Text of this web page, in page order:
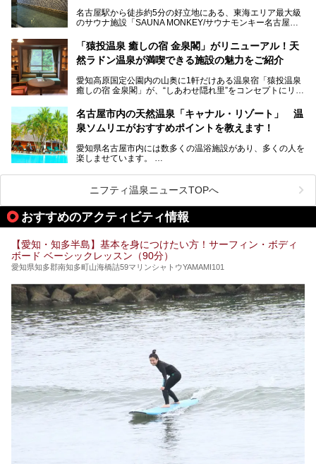
くある点が魅力です！
お好みの温泉施設を見つけて楽しんでくださいね。
名古屋駅から徒歩約5分の好立地にある、東海エリア最大級
のサウナ施設「SAUNA MONKEY/サウナモンキー名古屋」
「名古屋駅周辺ってサウナが少ないよね」という声をよく耳
にするだけあり、アクセスの良さにも胸が高鳴ります。
今回は普段は男性専用となっているパブリックサウナが、女
さっそく取材してきました！
「猿投温泉 癒しの宿 金泉閣」がリニューアル！天
然ラドン温泉が満喫できる施設の魅力をご紹介
愛知高原国定公園内の山奥に1軒だけある温泉宿「猿投温泉
癒しの宿 金泉閣」が、“しあわせ隠れ里”をコンセプトにリニ
天然ラドン温泉が堪能できるお風呂や、新設・改装された客
室、地元の食材と温泉水で作られたお料理……。
ご紹介します。
名古屋市内の天然温泉「キャナル・リゾート」 温
泉ソムリエがおすすめポイントを教えます！
愛知県名古屋市内には数多くの温浴施設があり、多くの人を
楽しませています。
ムリエの目線で紹介していきます！
名古屋市内にはスーパー銭湯や日帰り温泉が多く、「どこに
行こうかな？」と悩んでしまう方も多いと思います。
ぜひこの記事を参考にして「キャナル・リゾート」に出かけ
てみるのはいかがでしょうか？
ニフティ温泉ニュースTOPへ
おすすめのアクティビティ情報
【愛知・知多半島】基本を身につけたい方！サーフィン・ボディ
ボード ベーシックレッスン（90分）
愛知県知多郡南知多町山海橋詰59マリンシャトウYAMAMI101